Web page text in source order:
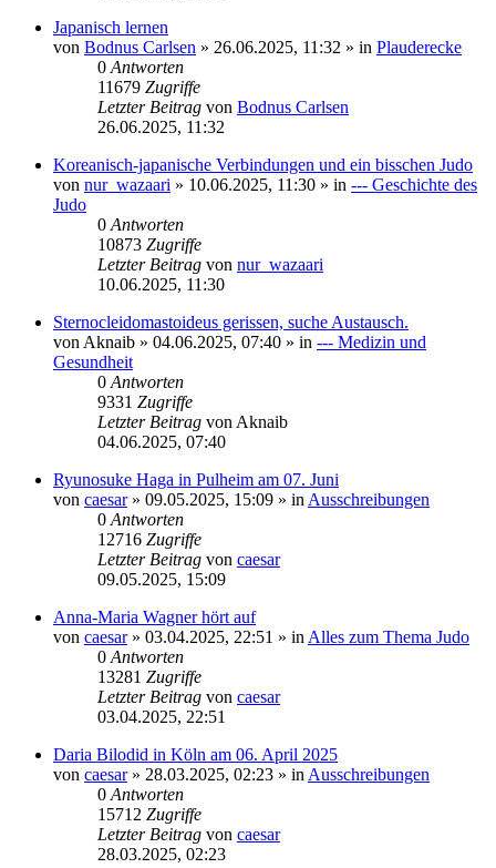
Japanisch lernen
von Bodnus Carlsen » 26.06.2025, 11:32 » in Plauderecke
0 Antworten
11679 Zugriffe
Letzter Beitrag von Bodnus Carlsen
26.06.2025, 11:32
Koreanisch-japanische Verbindungen und ein bisschen Judo
von nur_wazaari » 10.06.2025, 11:30 » in --- Geschichte des
Judo
0 Antworten
10873 Zugriffe
Letzter Beitrag von nur_wazaari
10.06.2025, 11:30
Sternocleidomastoideus gerissen, suche Austausch.
von Aknaib » 04.06.2025, 07:40 » in --- Medizin und
Gesundheit
0 Antworten
9331 Zugriffe
Letzter Beitrag von Aknaib
04.06.2025, 07:40
Ryunosuke Haga in Pulheim am 07. Juni
von caesar» 09.05.2025, 15:09 » in Ausschreibungen
0 Antworten
12716 Zugriffe
Letzter Beitrag von caesar
09.05.2025, 15:09
Anna-Maria Wagner hört auf
von caesar» 03.04.2025, 22:51 » in Alles zum Thema Judo
0 Antworten
13281 Zugriffe
Letzter Beitrag von caesar
03.04.2025, 22:51
Daria Bilodid in Köln am 06. April 2025
von caesar» 28.03.2025, 02:23 » in Ausschreibungen
0 Antworten
15712 Zugriffe
Letzter Beitrag von caesar
28.03.2025, 02:23